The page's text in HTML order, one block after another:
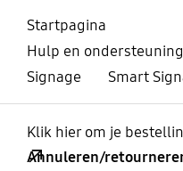
Startpagina
Hulp en
Signage
Smart
Klik hier om je
Annuleren/